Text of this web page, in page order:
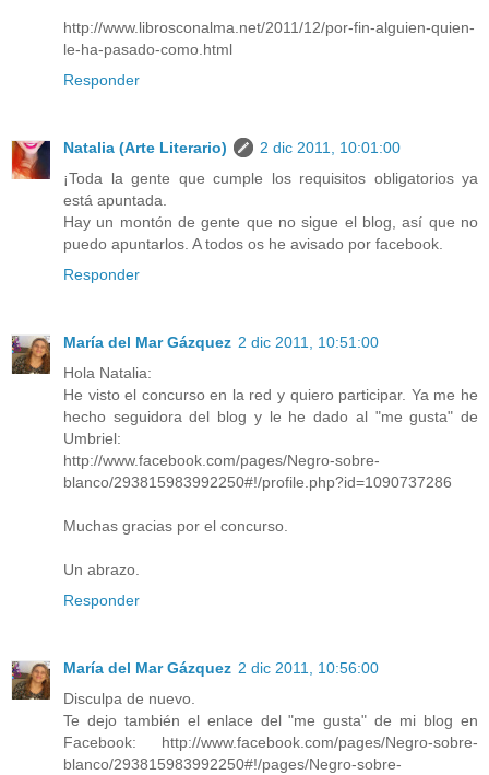
http://www.librosconalma.net/2011/12/por-fin-alguien-quien-
le-ha-pasado-como.html
Responder
Natalia (Arte Literario)
2 dic 2011, 10:01:00
¡Toda la gente que cumple los requisitos obligatorios ya
está apuntada.
Hay un montón de gente que no sigue el blog, así que no
puedo apuntarlos. A todos os he avisado por facebook.
Responder
María del Mar Gázquez 2 dic 2011, 10:51:00
Hola Natalia:
He visto el concurso en la red y quiero participar. Ya me he
hecho seguidora del blog y le he dado al "me gusta" de
Umbriel:
http://www.facebook.com/pages/Negro-sobre-
blanco/293815983992250#!/profile.php?id=1090737286
Muchas gracias por el concurso.
Un abrazo.
Responder
María del Mar Gázquez 2 dic 2011, 10:56:00
Disculpa de nuevo.
Te dejo también el enlace del "me gusta" de mi blog en
Facebook: http://www.facebook.com/pages/Negro-sobre-
blanco/293815983992250#!/pages/Negro-sobre-